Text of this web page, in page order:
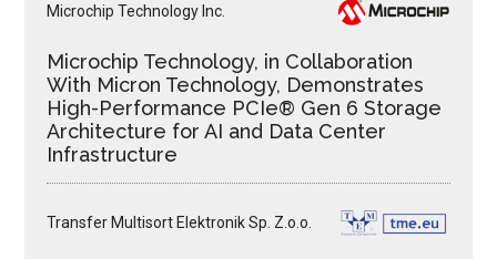
Microchip Technology Inc.
Microchip Technology, in Collaboration
With Micron Technology, Demonstrates
High-Performance PCIe® Gen 6 Storage
Architecture for AI and Data Center
Infrastructure
Transfer Multisort Elektronik Sp. Z.o.o.